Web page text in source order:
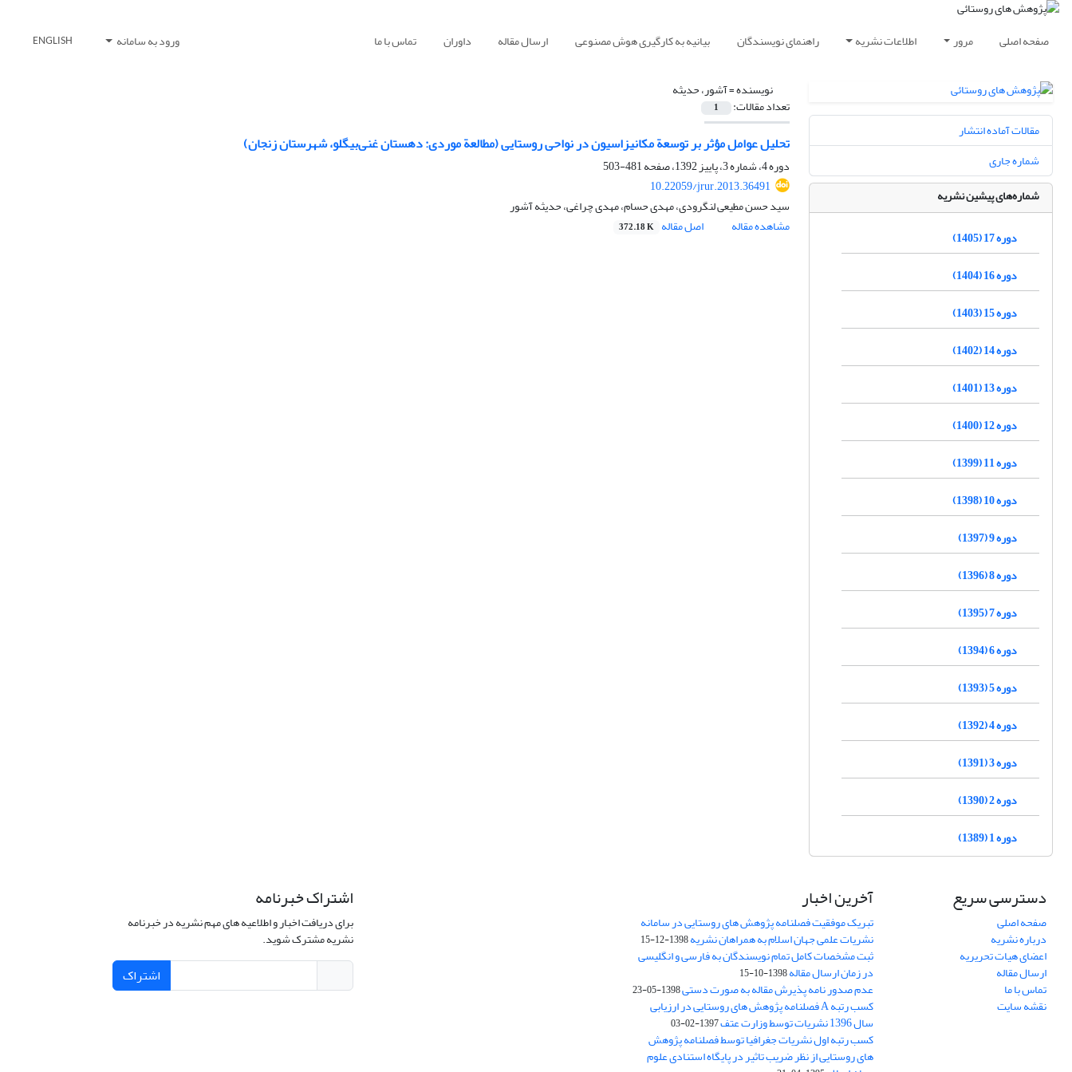
صفحه اصلی مرور اطلاعات نشریه راهنمای نویسندگان بیانیه به کارگیری هوش مصنوعی ارسال مقاله داوران تماس با ما ورود به سامانه ENGLISH
نویسنده =آشور، حدیثه
تعداد مقالات: 1
تحلیل عوامل مؤثر بر توسعة مکانیزاسیون در نواحی روستایی (مطالعة موردی: دهستان غنی‌بیگلو، شهرستان زنجان)
دوره 4، شماره 3، پاییز 1392، صفحه
481-503
10.22059/jrur.2013.36491
سید حسن مطیعی لنگرودی، مهدی حسام، مهدی چراغی، حدیثه آشور
مشاهده مقاله
اصل مقاله 372.18 K
مقالات آماده انتشار
شماره جاری
شماره‌های پیشین نشریه
دوره 17 (1405)
دوره 16 (1404)
دوره 15 (1403)
دوره 14 (1402)
دوره 13 (1401)
دوره 12 (1400)
دوره 11 (1399)
دوره 10 (1398)
دوره 9 (1397)
دوره 8 (1396)
دوره 7 (1395)
دوره 6 (1394)
دوره 5 (1393)
دوره 4 (1392)
دوره 3 (1391)
دوره 2 (1390)
دوره 1 (1389)
دسترسی سریع
صفحه اصلی
درباره نشریه
اعضای هیات تحریریه
ارسال مقاله
تماس با ما
نقشه سایت
آخرین اخبار
تبریک موفقیت فصلنامه پژوهش های روستایی در سامانه
نشریات علمی جهان اسلام به همراهان نشریه1398-12-15
ثبت مشخصات کامل تمام نویسندگان به فارسی و انگلیسی
در زمان ارسال مقاله1398-10-15
عدم صدور نامه پذیرش مقاله به صورت دستی1398-05-23
کسب رتبه A فصلنامه پژوهش های روستایی در ارزیابی
سال 1396 نشریات توسط وزارت عتف 1397-02-03
کسب رتبه اول نشریات جغرافیا توسط فصلنامه پژوهش
های روستایی از نظر ضریب تاثیر در پایگاه استنادی علوم
اشتراک خبرنامه
برای دریافت اخبار و اطلاعیه های مهم نشریه در خبرنامه
نشریه مشترک شوید.
اشتراک